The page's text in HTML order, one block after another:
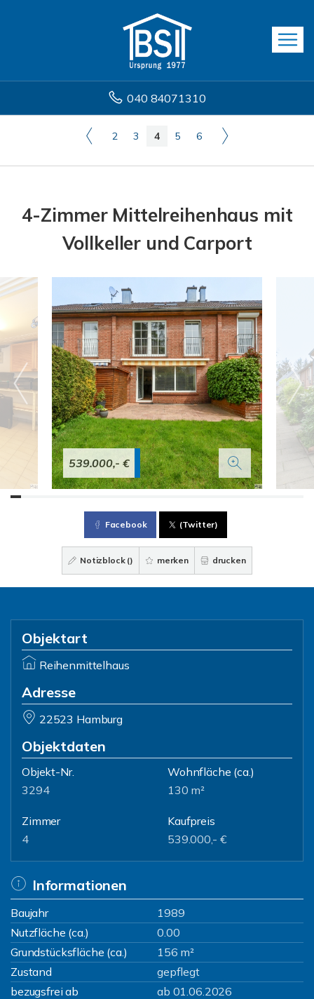
040 84071310
2 3 4 5 6
4-Zimmer Mittelreihenhaus mit
Vollkeller und Carport
539.000,- €
Facebook (Twitter)
Notizblock () merken drucken
Objektart
Reihenmittelhaus
Adresse
22523 Hamburg
Objektdaten
Objekt-Nr.
3294
Wohnfläche (ca.)
130 m²
Zimmer
4
Kaufpreis
539.000,- €
Informationen
Baujahr
1989
Nutzfläche (ca.)
0.00
Grundstücksfläche (ca.)
156 m²
Zustand
gepflegt
bezugsfrei ab
ab 01.06.2026